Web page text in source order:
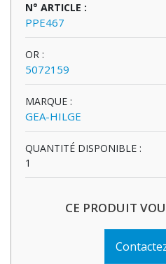
N° ARTICLE :
PPE467
OR :
5072159
MARQUE :
GEA-HILGE
QUANTITÉ DISPONIBLE :
1
CE PRODUIT